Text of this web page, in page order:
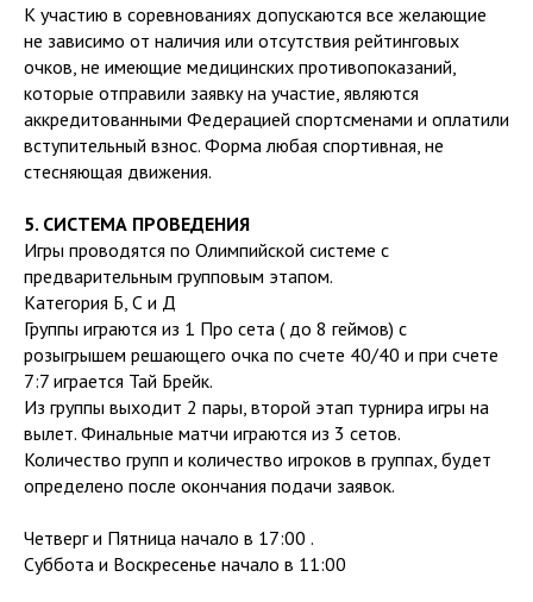
К участию в соревнованиях допускаются все желающие
не зависимо от наличия или отсутствия рейтинговых
очков, не имеющие медицинских противопоказаний,
которые отправили заявку на участие, являются
аккредитованными Федерацией спортсменами и оплатили
вступительный взнос. Форма любая спортивная, не
стесняющая движения.
5. СИСТЕМА ПРОВЕДЕНИЯ
Игры проводятся по Олимпийской системе с
предварительным групповым этапом.
Категория Б, С и Д
Группы играются из 1 Про сета ( до 8 геймов) с
розыгрышем решающего очка по счете 40/40 и при счете
7:7 играется Тай Брейк.
Из группы выходит 2 пары, второй этап турнира игры на
вылет. Финальные матчи играются из 3 сетов.
Количество групп и количество игроков в группах, будет
определено после окончания подачи заявок.
Четверг и Пятница начало в 17:00 .
Суббота и Воскресенье начало в 11:00